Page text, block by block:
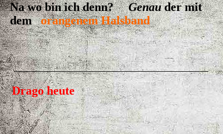
Na wo bin ich denn?Genauder mit
demorangenem Halsband
Drago heute